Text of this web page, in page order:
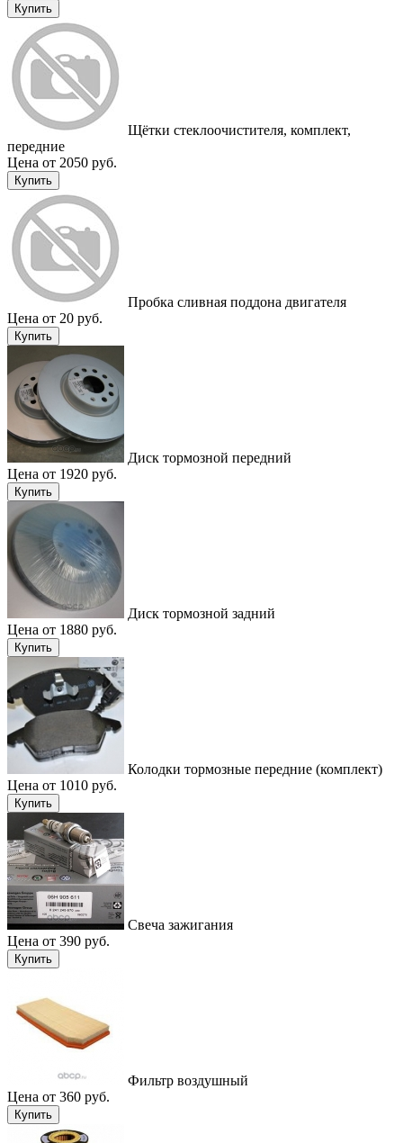
Купить
Щётки стеклоочистителя, комплект,
передние
Цена от 2050 руб.
Купить
Пробка сливная поддона двигателя
Цена от 20 руб.
Купить
Диск тормозной передний
Цена от 1920 руб.
Купить
Диск тормозной задний
Цена от 1880 руб.
Купить
Колодки тормозные передние (комплект)
Цена от 1010 руб.
Купить
Свеча зажигания
Цена от 390 руб.
Купить
Фильтр воздушный
Цена от 360 руб.
Купить